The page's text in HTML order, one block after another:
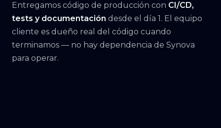
Entregamos código de producción con CI/CD,
tests y documentación desde el día 1. El equipo
cliente es dueño real del código cuando
terminamos — no hay dependencia de Synova
para operar.